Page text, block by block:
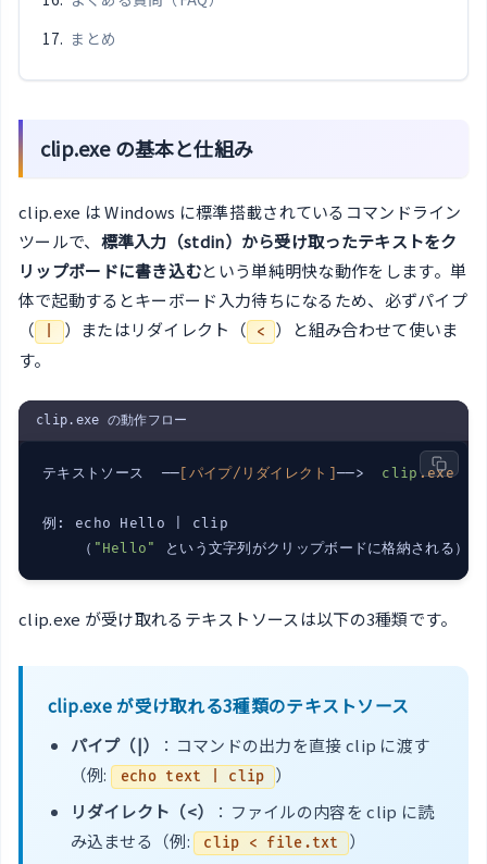
まとめ
clip.exe の基本と仕組み
clip.exe は Windows に標準搭載されているコマンドライン
ツールで、 標準入力（stdin）から受け取ったテキストをク
リップボードに書き込むという単純明快な動作をします。単
体で起動するとキーボード入力待ちになるため、必ずパイプ
（
）またはリダイレクト（ <
）と組み合わせて使いま
す。
clip.exe の動作フロー
テキストソース  ──[パイプ/リダイレクト]──> clip.exe
例: echo Hello | clip
    （
"Hello" という文字列がクリップボードに格納される）
clip.exe が受け取れるテキストソースは以下の3種類です。
clip.exe が受け取れる3種類のテキストソース
パイプ（|）
：コマンドの出力を直接 clip に渡す
（例:
echo text | clip ）
リダイレクト（<）
：ファイルの内容を clip に読
み込ませる（例:
clip < file.txt
）